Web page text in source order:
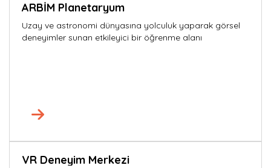
ARBİM Planetaryum
Uzay ve astronomi dünyasına yolculuk yaparak görsel
deneyimler sunan etkileyici bir öğrenme alanı
VR Deneyim Merkezi